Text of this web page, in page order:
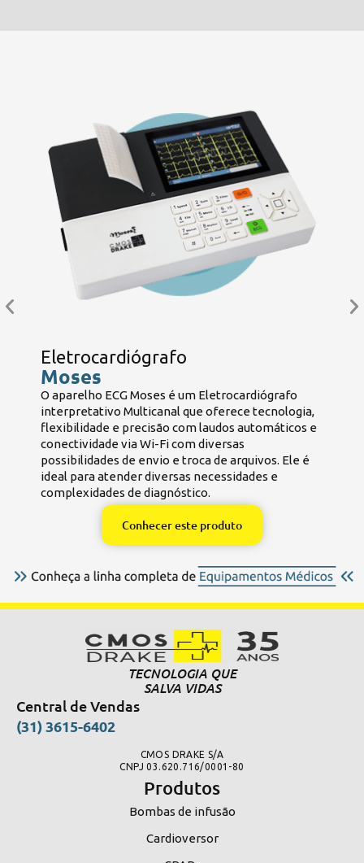
Eletrocardiógrafo
Moses
O aparelho ECG Moses é um Eletrocardiógrafo
interpretativo Multicanal que oferece tecnologia,
flexibilidade e precisão com laudos automáticos e
conectividade via Wi-Fi com diversas
possibilidades de envio e troca de arquivos. Ele é
ideal para atender diversas necessidades e
complexidades de diagnóstico.
Conhecer este produto
TECNOLOGIA QUE
SALVA VIDAS
Central de Vendas
(31) 3615-6402
CMOS DRAKE S/A
CNPJ 03.620.716/0001-80
Produtos
Bombas de infusão
Cardioversor